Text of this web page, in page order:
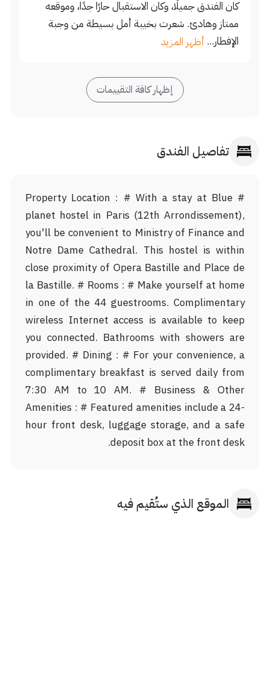
كان الفندق جميلًا، وكان الاستقبال حارًا جدًا، وموقعه
ممتاز وهادئ. شعرت بخيبة أمل بسيطة من وجبة
الإفطار... أظهر المزيد
إظهار كافة التقييمات
تفاصيل الفندق
# Property Location : # With a stay at Blue
planet hostel in Paris (12th Arrondissement),
you'll be convenient to Ministry of Finance and
Notre Dame Cathedral. This hostel is within
close proximity of Opera Bastille and Place de
la Bastille. # Rooms : # Make yourself at home
in one of the 44 guestrooms. Complimentary
wireless Internet access is available to keep
you connected. Bathrooms with showers are
provided. # Dining : # For your convenience, a
complimentary breakfast is served daily from
7:30 AM to 10 AM. # Business & Other
Amenities : # Featured amenities include a 24-
hour front desk, luggage storage, and a safe
deposit box at the front desk.
الموقع الذي ستُقيم فيه